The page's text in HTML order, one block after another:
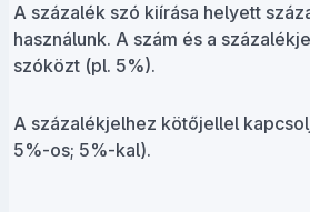
A százalék szó kiírása helyett
használunk. A szám és a
szóközt (pl. 5%).
A százalékjelhez kötőjellel
5%-os; 5%-kal).